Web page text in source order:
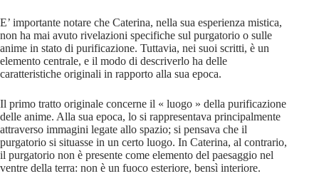
E’ importante notare che Caterina, nella sua esperienza mistica,
non ha mai avuto rivelazioni specifiche sul purgatorio o sulle
anime in stato di purificazione. Tuttavia, nei suoi scritti, è un
elemento centrale, e il modo di descriverlo ha delle
caratteristiche originali in rapporto alla sua epoca.
Il primo tratto originale concerne il « luogo » della purificazione
delle anime. Alla sua epoca, lo si rappresentava principalmente
attraverso immagini legate allo spazio; si pensava che il
purgatorio si situasse in un certo luogo. In Caterina, al contrario,
il purgatorio non è presente come elemento del paesaggio nel
ventre della terra: non è un fuoco esteriore, bensì interiore.